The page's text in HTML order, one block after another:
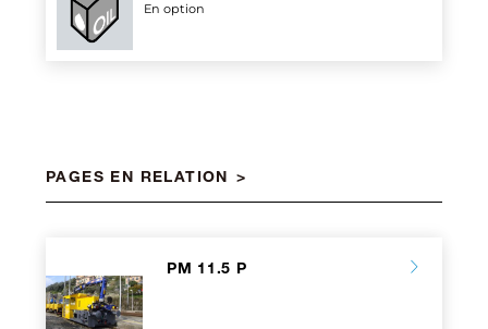
En option
PAGES EN RELATION
PM 11.5 P